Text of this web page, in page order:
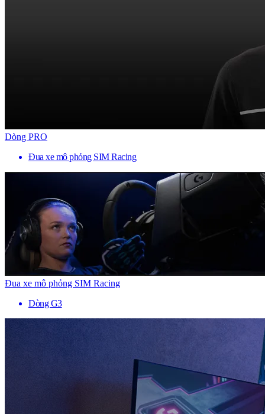
Dòng PRO
Đua xe mô phỏng SIM Racing
Đua xe mô phỏng SIM Racing
Dòng G3